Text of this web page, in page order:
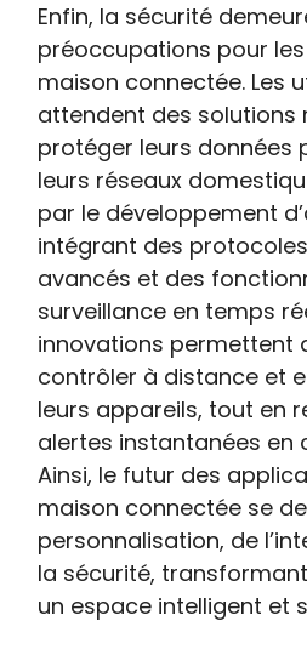
Enfin, la sécurité
préoccupations pour
maison connectée. Les
attendent des solutions
protéger leurs données
leurs réseaux
par le développement
intégrant des
avancés et des
surveillance en temps
innovations permettent
contrôler à distance et
leurs appareils, tout en
alertes instantanées en
Ainsi, le futur des
maison connectée se
personnalisation, de
la sécurité,
un espace intelligent et